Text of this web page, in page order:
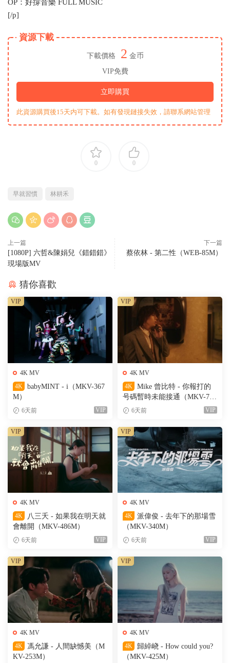
OP：好撐音樂 FULL MUSIC
[/p]
資源下載
下載價格 2 金币
VIP免費
立即購買
此資源購買後15天内可下載。如有發現鏈接失效，請聯系網站管理
0 0
早就習慣 林耕禾
上一篇
[1080P] 六哲&陳娟兒《錯錯錯》
現場版MV
下一篇
蔡依林 - 第二性（WEB-85M）
猜你喜歡
4K MV
4K
babyMINT - i（MKV-367
M）
6天前 VIP
VIP
4K MV
4K
Mike 曾比特 - 你報打的
号碼暫時未能接通（MKV-701
M）6天前 VIP
VIP
4K MV
4K
八三夭 - 如果我在明天就
會離開（MKV-486M）
6天前 VIP
VIP
4K MV
4K
派偉俊 - 去年下的那場雪
（MKV-340M）
6天前 VIP
VIP
4K MV
4K
馮允謙 - 人間缺憾美（M
KV-253M）
VIP
4K MV
4K
歸綽峣 - How could you?
（MKV-425M）
VIP